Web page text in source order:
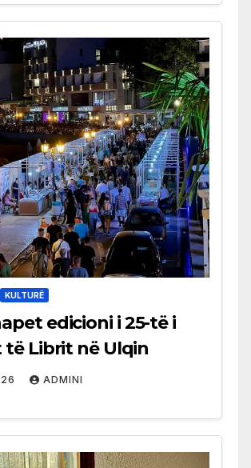
KULTURË
edicioni i 25-të i
të Librit në Ulqin
ADMINI